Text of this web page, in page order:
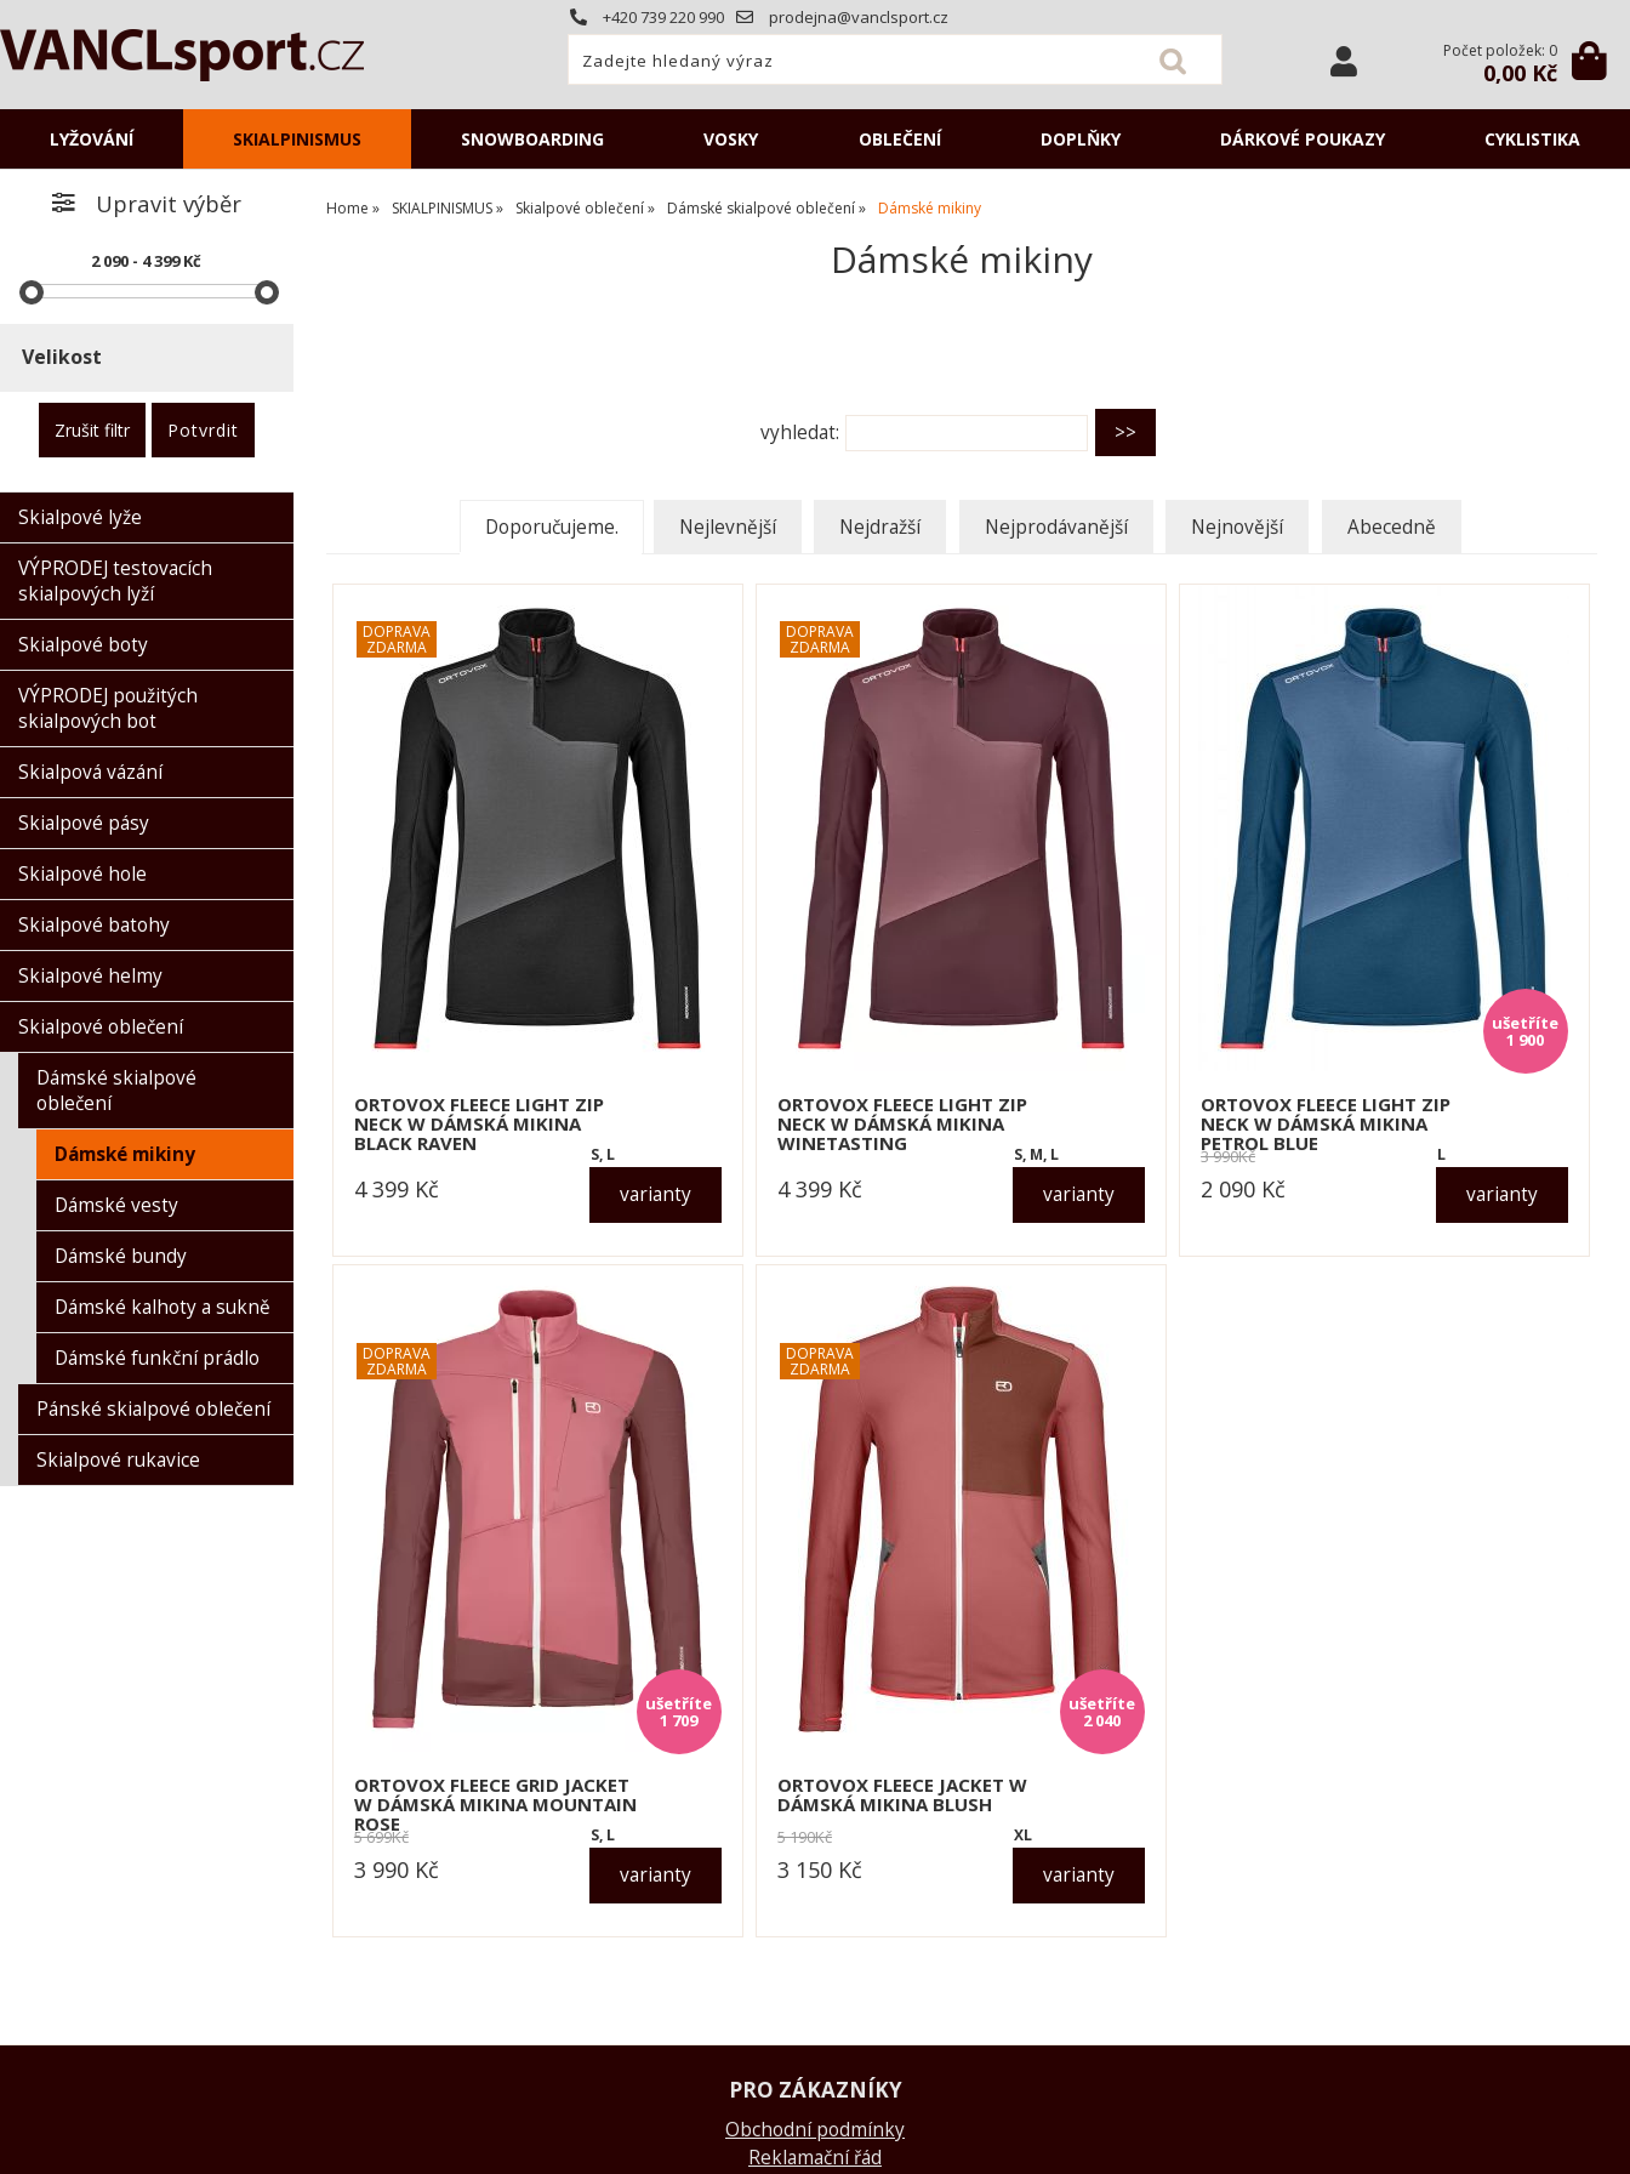
+420 739 220 990 prodejna@vanclsport.cz
Počet položek: 0
0,00 Kč
LYŽOVÁNÍ SKIALPINISMUS SNOWBOARDING VOSKY OBLEČENÍ DOPLŇKY DÁRKOVÉ POUKAZY CYKLISTIKA
Home SKIALPINISMUS Skialpové oblečení Dámské skialpové oblečení Dámské mikiny
Dámské mikiny
vyhledat:
Doporučujeme. Nejlevnější Nejdražší Nejprodávanější Nejnovější Abecedně
ORTOVOX FLEECE LIGHT ZIP
NECK W DÁMSKÁ MIKINA
BLACK RAVEN
varianty
S, L
4 399 Kč
ORTOVOX FLEECE LIGHT ZIP
NECK W DÁMSKÁ MIKINA
WINETASTING
varianty
S, M, L
4 399 Kč
ORTOVOX FLEECE LIGHT ZIP
NECK W DÁMSKÁ MIKINA
PETROL BLUE
varianty
L
2 090 Kč
1 900
3 990Kč
ORTOVOX FLEECE GRID JACKET
W DÁMSKÁ MIKINA MOUNTAIN
ROSE
varianty
S, L
3 990 Kč
1 709
5 699Kč
ORTOVOX FLEECE JACKET W
DÁMSKÁ MIKINA BLUSH
varianty
XL
3 150 Kč
2 040
5 190Kč
Upravit výběr
2 090 - 4 399 Kč
Velikost
Skialpové lyže
VÝPRODEJ testovacích
skialpových lyží
Skialpové boty
VÝPRODEJ použitých
skialpových bot
Skialpová vázání
Skialpové pásy
Skialpové hole
Skialpové batohy
Skialpové helmy
Skialpové oblečení
Dámské skialpové
oblečení
Dámské mikiny
Dámské vesty
Dámské bundy
Dámské kalhoty a sukně
Dámské funkční prádlo
Pánské skialpové oblečení
Skialpové rukavice
PRO ZÁKAZNÍKY
Obchodní podmínky
Reklamační řád